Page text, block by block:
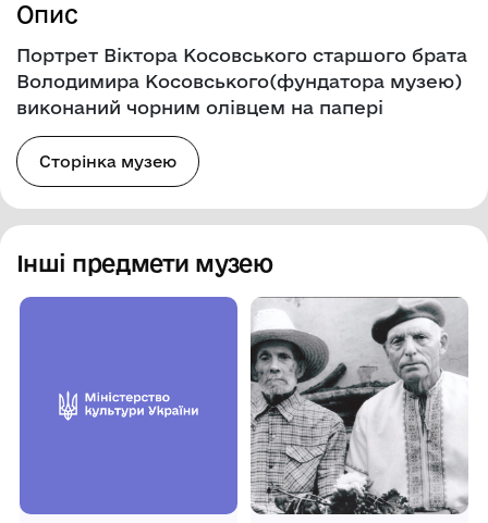
Опис
Портрет Віктора Косовського старшого брата
Володимира Косовського(фундатора музею)
виконаний чорним олівцем на папері
Сторінка музею
Інші предмети музею